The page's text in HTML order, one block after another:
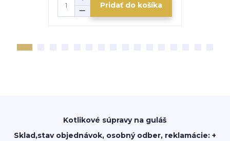
Pridať do košíka
Kotlikové súpravy na guláš
Sklad,stav objednávok, osobný odber, reklamácie: +